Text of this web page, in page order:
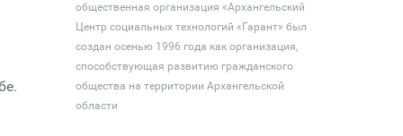
общественная организация «Архангельский
Центр социальных технологий «Гарант» был
создан осенью 1996 года как организация,
способствующая развитию гражданского
общества на территории Архангельской
области